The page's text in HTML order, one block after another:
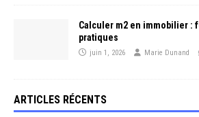
Calculer m2 en immobilier :
pratiques
juin 1, 2026 Marie Dunand
ARTICLES RÉCENTS